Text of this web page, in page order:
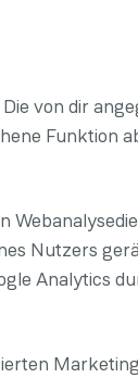
von dir
Funktion
Nutzers
Analytics